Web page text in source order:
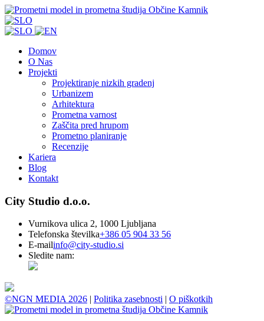
Domov
O Nas
Projekti
Projektiranje nizkih gradenj
Urbanizem
Arhitektura
Prometna varnost
Zaščita pred hrupom
Prometno planiranje
Recenzije
Kariera
Blog
Kontakt
City Studio d.o.o.
Vurnikova ulica 2, 1000 Ljubljana
Telefonska številka+386 05 904 33 56
E-mailinfo@city-studio.si
Sledite nam:
©NGN MEDIA 2026 | Politika zasebnosti | O piškotkih